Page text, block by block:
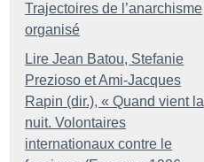
Trajectoires de l’anarchisme
organisé
Lire Jean Batou, Stefanie
Prezioso et Ami-Jacques
Rapin (dir.), « Quand vient la
nuit. Volontaires
internationaux contre le